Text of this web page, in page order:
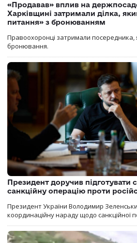
«Продавав» вплив на
Харківщині затримали ділка,
питання» з бронюванням
Правоохоронці затримали посередника,
бронювання.
Президент доручив підготувати
санкційну операцію проти
Президент України Володимир
координаційну нараду щодо санкційної